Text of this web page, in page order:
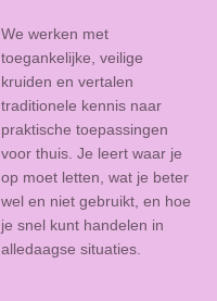
We werken met
toegankelijke, veilige
kruiden en vertalen
traditionele kennis naar
praktische toepassingen
voor thuis. Je leert waar je
op moet letten, wat je beter
wel en niet gebruikt, en hoe
je snel kunt handelen in
alledaagse situaties.